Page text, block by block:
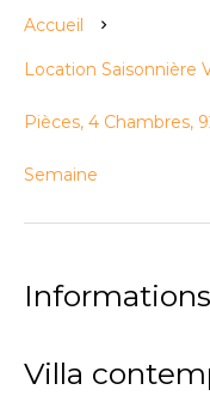
Accueil
Location Saisonnière
Pièces, 4 Chambres,
Semaine
Villa